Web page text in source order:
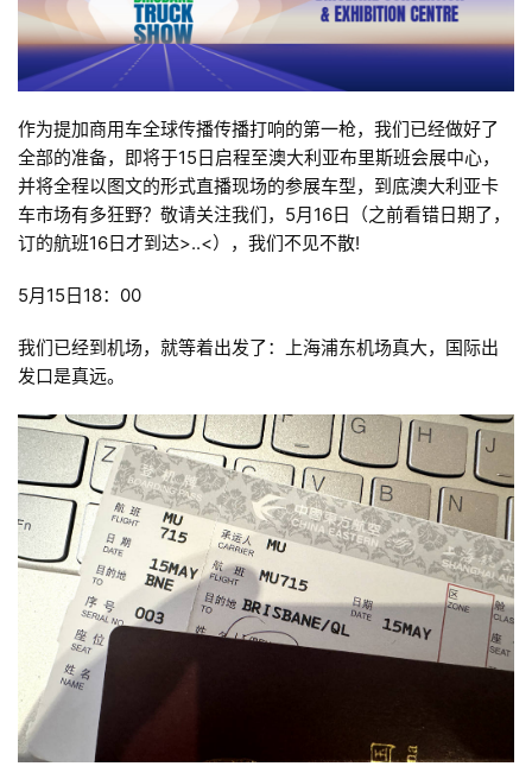
作为提加商用车全球传播传播打响的第一枪，我们已经做好了
全部的准备，即将于15日启程至澳大利亚布里斯班会展中心，
并将全程以图文的形式直播现场的参展车型，到底澳大利亚卡
车市场有多狂野？敬请关注我们，5月16日（之前看错日期了，
订的航班16日才到达>..<），我们不见不散!
5月15日18：00
我们已经到机场，就等着出发了：上海浦东机场真大，国际出
发口是真远。